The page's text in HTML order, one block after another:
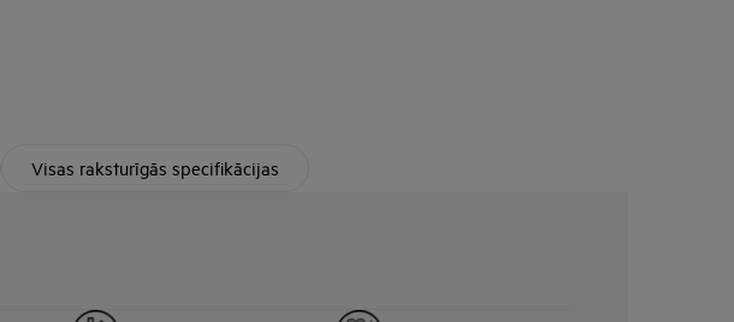
Visas raksturīgās specifikācijas